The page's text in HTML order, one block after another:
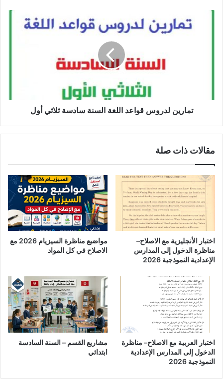
تمارين لدروس قواعد اللغة السنة سادسة ثلاثي أول
مقالات ذات صلة
اختبار الأنجليزية مع الاصلاح–
مناظرة الدخول إلى المدارس
الإعدادية النموذجية 2026
مواضيع مناظرة السيزيام 2026 مع
الاصلاح في كل المواد
اختبار العربية مع الاصلاح– مناظرة
الدخول إلى المدارس الإعدادية
النموذجية 2026
مشاريع القسم – السنة السادسة
ابتدائي